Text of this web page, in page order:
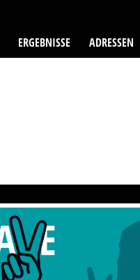
ERGEBNISSE ADRESSEN